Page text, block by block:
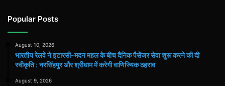
Popular Posts
August 10, 2026
भारतीय रेलवे ने इटारसी-मदन महल के बीच दैनिक पैसेंजर सेवा शुरू करने की दी
स्वीकृति : नरसिंहपुर और श्रीधाम में करेगी वाणिज्यिक ठहराव
August 9, 2026